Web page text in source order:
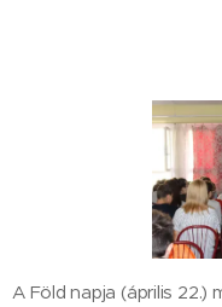
A Föld napja (április